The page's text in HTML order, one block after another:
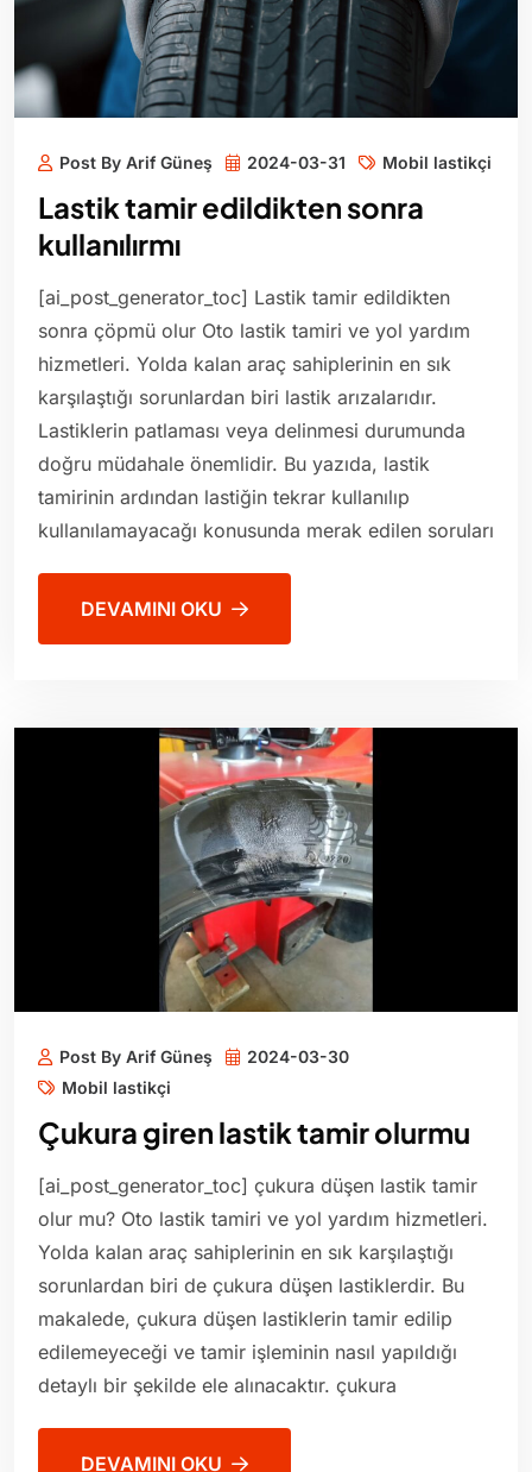
Post By Arif Güneş 2024-03-31 Mobil lastikçi
Lastik tamir edildikten sonra
kullanılırmı
[ai_post_generator_toc] Lastik tamir edildikten
sonra çöpmü olur Oto lastik tamiri ve yol yardım
hizmetleri. Yolda kalan araç sahiplerinin en sık
karşılaştığı sorunlardan biri lastik arızalarıdır.
Lastiklerin patlaması veya delinmesi durumunda
doğru müdahale önemlidir. Bu yazıda, lastik
tamirinin ardından lastiğin tekrar kullanılıp
kullanılamayacağı konusunda merak edilen soruları
DEVAMINI OKU
Post By Arif Güneş
2024-03-30
Mobil lastikçi
Çukura giren lastik tamir olurmu
[ai_post_generator_toc] çukura düşen lastik tamir
olur mu? Oto lastik tamiri ve yol yardım hizmetleri.
Yolda kalan araç sahiplerinin en sık karşılaştığı
sorunlardan biri de çukura düşen lastiklerdir. Bu
makalede, çukura düşen lastiklerin tamir edilip
edilemeyeceği ve tamir işleminin nasıl yapıldığı
detaylı bir şekilde ele alınacaktır. çukura
DEVAMINI OKU